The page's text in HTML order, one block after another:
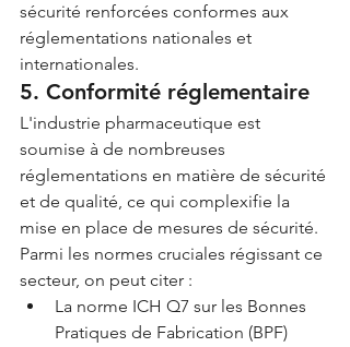
sécurité renforcées conformes aux
réglementations nationales et
internationales.
5. Conformité réglementaire
L'industrie pharmaceutique est
soumise à de nombreuses
réglementations en matière de sécurité
et de qualité, ce qui complexifie la
mise en place de mesures de sécurité.
Parmi les normes cruciales régissant ce
secteur, on peut citer :
La norme ICH Q7 sur les Bonnes
Pratiques de Fabrication (BPF)